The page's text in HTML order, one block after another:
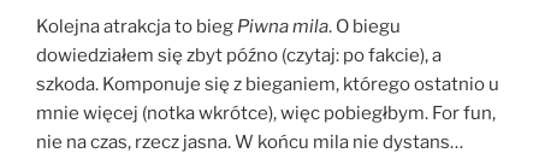
Kolejna atrakcja to bieg Piwna mila. O biegu
dowiedziałem się zbyt późno (czytaj: po fakcie), a
szkoda. Komponuje się z bieganiem, którego ostatnio u
mnie więcej (notka wkrótce), więc pobiegłbym. For fun,
nie na czas, rzecz jasna. W końcu mila nie dystans…